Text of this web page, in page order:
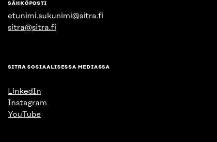
SÄHKÖPOSTI
etunimi.sukunimi@sitra.fi
sitra@sitra.fi
SITRA SOSIAALISESSA MEDIASSA
LinkedIn
Instagram
YouTube